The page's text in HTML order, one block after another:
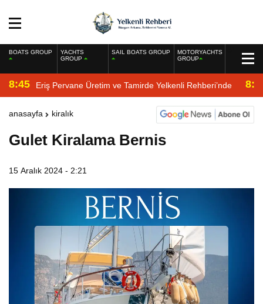
BOATS GROUP
YACHTS
GROUP
SAIL BOATS GROUP
MOTORYACHTS
GROUP
8:45 Eriş Pervane Üretim ve Tamirde Yelkenli Rehberi’nde
anasayfa kiralık
Gulet Kiralama Bernis
15 Aralık 2024 - 2:21